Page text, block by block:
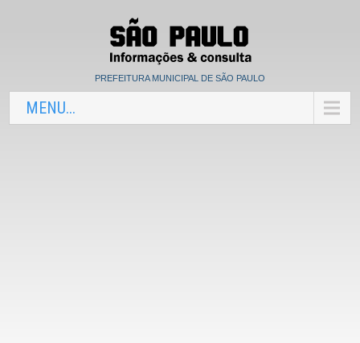
PREFEITURA MUNICIPAL DE SÃO PAULO
MENU...